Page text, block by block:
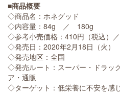
■商品概要
◇商品名：ホネグッド
◇内容量：84g ／ 180g
◇参考小売価格：410円（税込）
◇発売日：2020年2月18日（火）
◇発売地区：全国
◇発売ルート：スーパー・ドラッ
ア・通販
◇ターゲット：低栄養に不安を感